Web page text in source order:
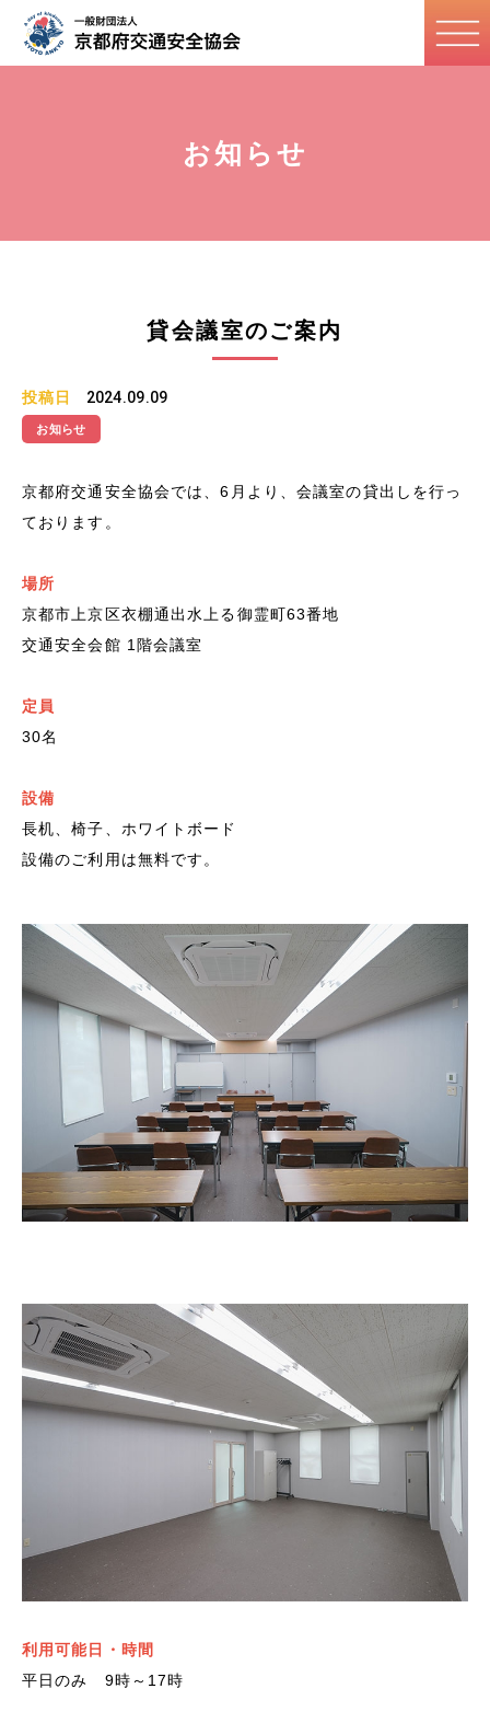
お知らせ
貸会議室のご案内
投稿日 2024.09.09
お知らせ
京都府交通安全協会では、6月より、会議室の貸出しを行っ
ております。
場所
京都市上京区衣棚通出水上る御霊町63番地
交通安全会館 1階会議室
定員
30名
設備
長机、椅子、ホワイトボード
設備のご利用は無料です。
利用可能日・時間
平日のみ 9時～17時